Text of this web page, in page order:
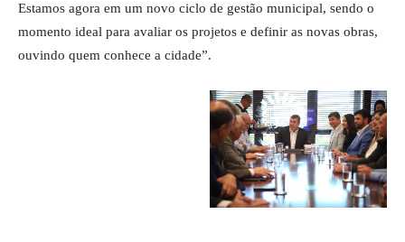
Estamos agora em um novo ciclo de gestão municipal, sendo o
momento ideal para avaliar os projetos e definir as novas obras,
ouvindo quem conhece a cidade”.